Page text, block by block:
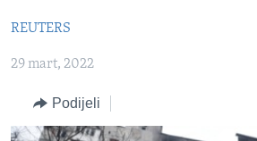
Idi
na
BOSNA I HERCEGOVINA
SVIJET
NAUKA I TEHNOLOGIJA
SPECIJALNI PROJEKTI
KORUPCIJA
SLOBODA MEDIJA
REUTERS
29 mart, 2022
Podijeli